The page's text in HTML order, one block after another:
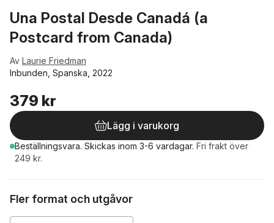
Una Postal Desde Canadá (a
Postcard from Canada)
Av Laurie Friedman
Inbunden, Spanska, 2022
379 kr
Lägg i varukorg
Beställningsvara. Skickas inom 3-6 vardagar. Fri frakt över
249 kr.
Fler format och utgåvor